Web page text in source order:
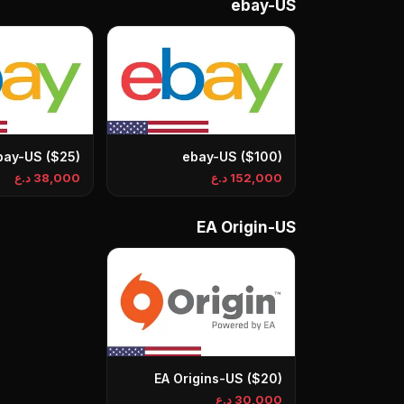
ebay-US
ebay-US ($100)
152,000 د.ع
US ($25)
38,000 د.ع
EA Origin-US
EA Origins-US ($20)
30,000 د.ع